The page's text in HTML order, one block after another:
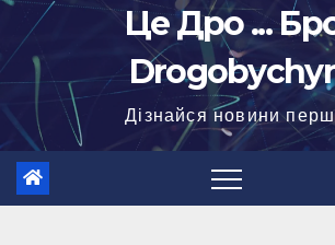
Це Дро ...
Дізнайся новини